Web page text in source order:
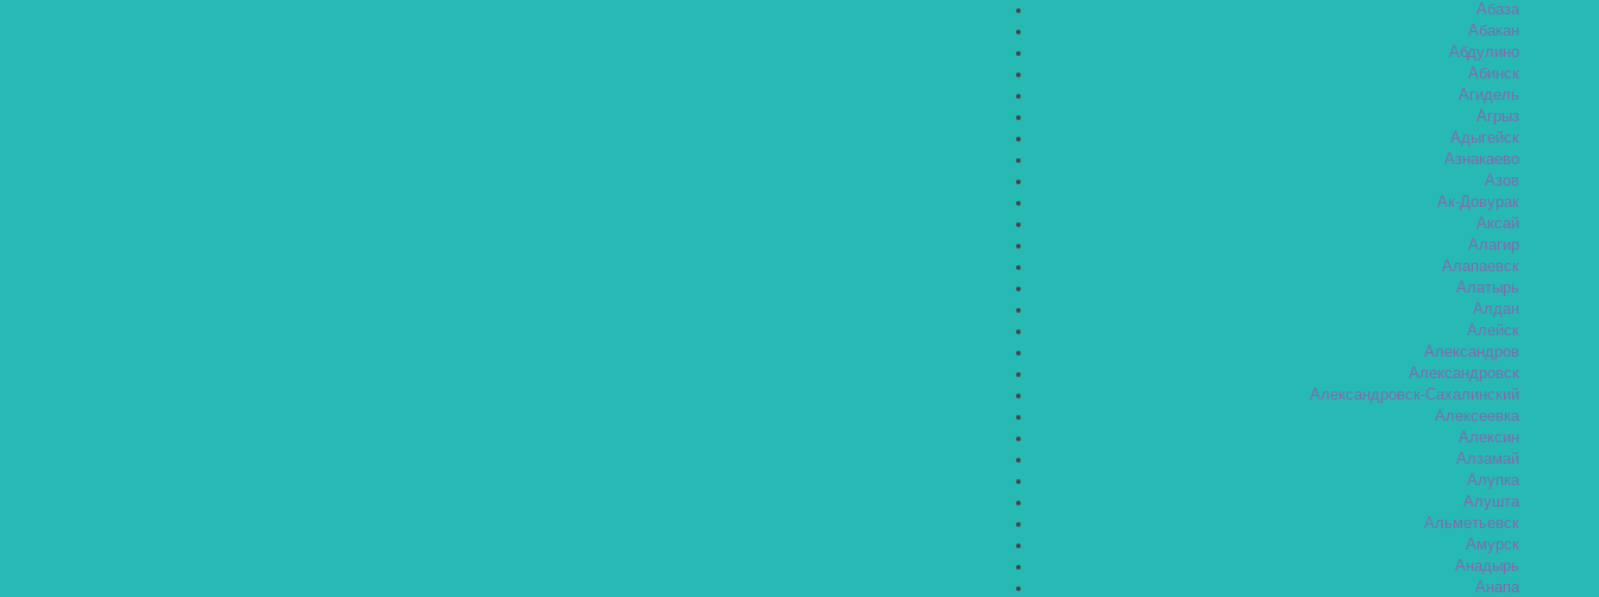
Абаза
Абакан
Абдулино
Абинск
Агидель
Агрыз
Адыгейск
Азнакаево
Азов
Ак-Довурак
Аксай
Алагир
Алапаевск
Алатырь
Алдан
Алейск
Александров
Александровск
Александровск-Сахалинский
Алексеевка
Алексин
Алзамай
Алупка
Алушта
Альметьевск
Амурск
Анадырь
Анапа